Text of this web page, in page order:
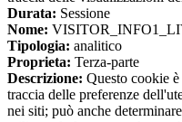
Durata: Sessione
Nome:
Tipologia: analitico
Proprieta: Terza-parte
Descrizione: Questo cookie
traccia delle preferenze
nei siti; può anche